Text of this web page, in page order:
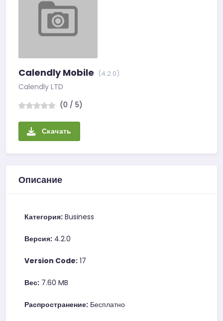
Calendly Mobile (4.2.0)
Calendly LTD
(0 / 5)
Скачать
Описание
Категория: Business
Версия: 4.2.0
Version Code: 17
Вес: 7.60 MB
Распространение: Бесплатно